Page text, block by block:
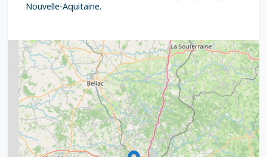
Nouvelle-Aquitaine.
2
6
2
9
8
5
11
7